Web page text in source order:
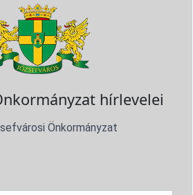
hírlevelei
Önkormányzat